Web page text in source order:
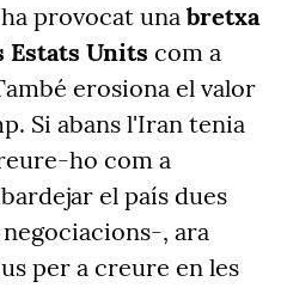
provocat una bretxa
Units com a
erosiona el valor
Si abans l'Iran tenia
ho com a
el país dues
, ara
per a creure en les